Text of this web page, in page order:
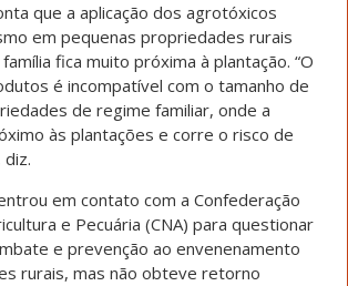
que a aplicação dos agrotóxicos
em pequenas propriedades rurais
fica muito próxima à plantação. “O
é incompatível com o tamanho de
de regime familiar, onde a
às plantações e corre o risco de
diz.
em contato com a Confederação
e Pecuária (CNA) para questionar
e prevenção ao envenenamento
rurais, mas não obteve retorno